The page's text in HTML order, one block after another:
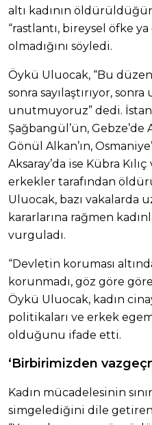
altı kadının
“rastlantı, bireysel öfke
olmadığını söyledi.
Öykü Uluocak, “Bu
sonra sayılaştırıyor,
unutmuyoruz” dedi.
Şağbangül’ün, Gebze’de
Gönül Alkan’ın,
Aksaray’da ise Kübra
erkekler tarafından
Uluocak, bazı vakalarda
kararlarına rağmen
vurguladı.
“Devletin koruması
korunmadı, göz göre
Öykü Uluocak, kadın
politikaları ve erkek
olduğunu ifade etti.
‘Birbirimizden
Kadın mücadelesinin
simgelediğini dile